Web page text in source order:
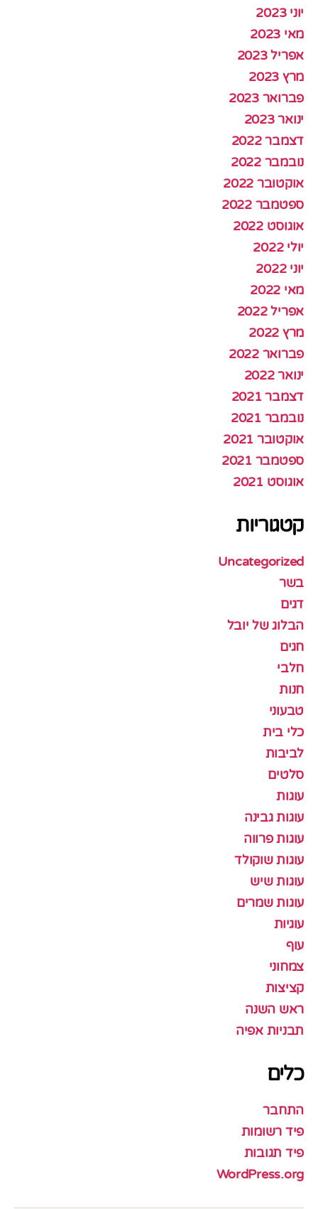
יוני 2023
מאי 2023
אפריל 2023
מרץ 2023
פברואר 2023
ינואר 2023
דצמבר 2022
נובמבר 2022
אוקטובר 2022
ספטמבר 2022
אוגוסט 2022
יולי 2022
יוני 2022
מאי 2022
אפריל 2022
מרץ 2022
פברואר 2022
ינואר 2022
דצמבר 2021
נובמבר 2021
אוקטובר 2021
ספטמבר 2021
אוגוסט 2021
קטגוריות
Uncategorized
בשר
דגים
הבלוג של יובל
חגים
חלבי
חנות
טבעוני
כלי בית
לביבות
סלטים
עוגות
עוגות גבינה
עוגות פרווה
עוגות שוקולד
עוגות שיש
עוגות שמרים
עוגיות
עוף
צמחוני
קציצות
ראש השנה
תבניות אפיה
כלים
התחבר
פיד רשומות
פיד תגובות
WordPress.org